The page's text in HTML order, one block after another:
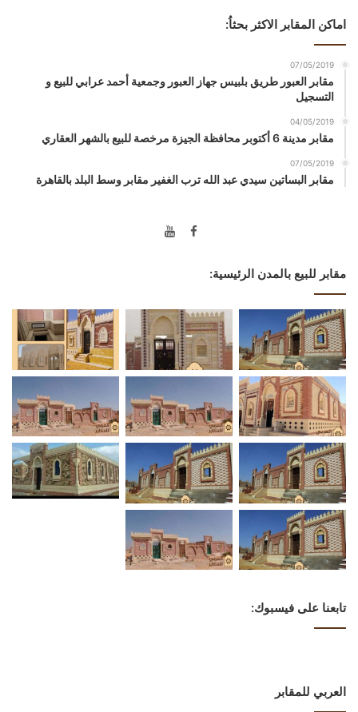
اماكن المقابر الاكثر بحثاُ:
07/05/2019
مقابر العبور طريق بلبيس جهاز العبور وجمعية أحمد عرابي للبيع و
التسجيل
04/05/2019
مقابر مدينة 6 أكتوبر محافظة الجيزة مرخصة للبيع بالشهر العقاري
07/05/2019
مقابر البساتين سيدي عبد الله ترب الغفير مقابر وسط البلد بالقاهرة
مقابر للبيع بالمدن الرئيسية:
تابعنا على فيسبوك:
العربي للمقابر